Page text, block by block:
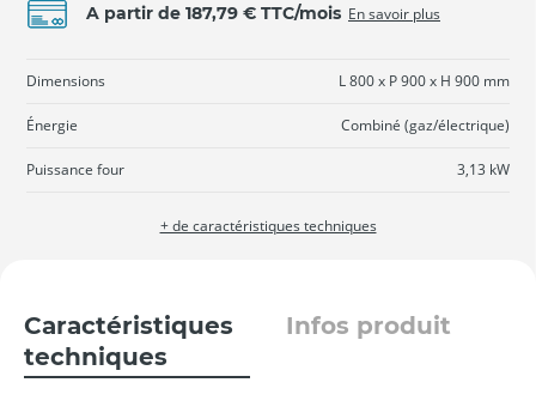
A partir de 187,79 € TTC/mois En savoir plus
Dimensions L 800 x P 900 x H 900 mm
Énergie Combiné (gaz/électrique)
Puissance four 3,13 kW
+ de caractéristiques techniques
Caractéristiques
techniques
Infos produit